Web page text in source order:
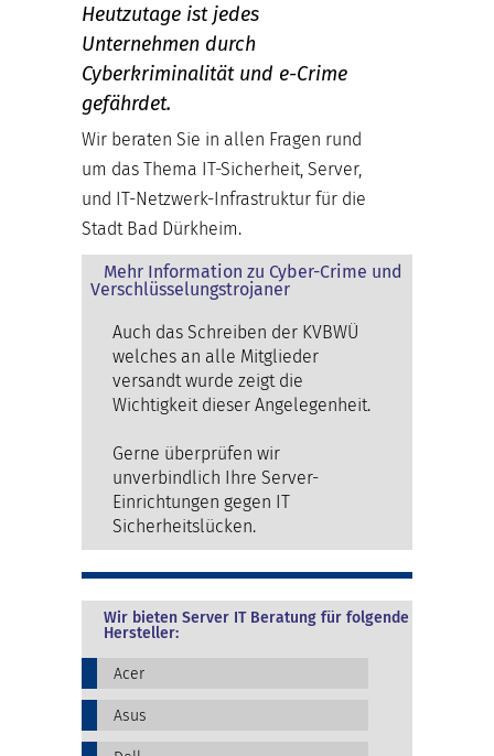
Heutzutage ist jedes
Unternehmen durch
Cyberkriminalität und e-Crime
gefährdet.
Wir beraten Sie in allen Fragen rund
um das Thema IT-Sicherheit, Server,
und IT-Netzwerk-Infrastruktur für die
Stadt Bad Dürkheim.
Mehr Information zu Cyber-Crime und
Verschlüsselungstrojaner
Auch das Schreiben der KVBWÜ
welches an alle Mitglieder
versandt wurde zeigt die
Wichtigkeit dieser Angelegenheit.
Gerne überprüfen wir
unverbindlich Ihre Server-
Einrichtungen gegen IT
Sicherheitslücken.
Wir bieten Server IT Beratung für folgende
Hersteller:
Acer
Asus